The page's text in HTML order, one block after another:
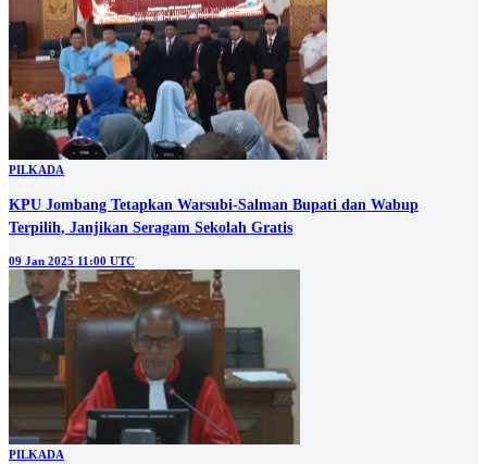
PILKADA
KPU Jombang Tetapkan Warsubi-Salman Bupati dan Wabup
Terpilih, Janjikan Seragam Sekolah Gratis
09 Jan 2025 11:00 UTC
PILKADA